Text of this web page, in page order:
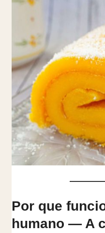
Por que
humano — A